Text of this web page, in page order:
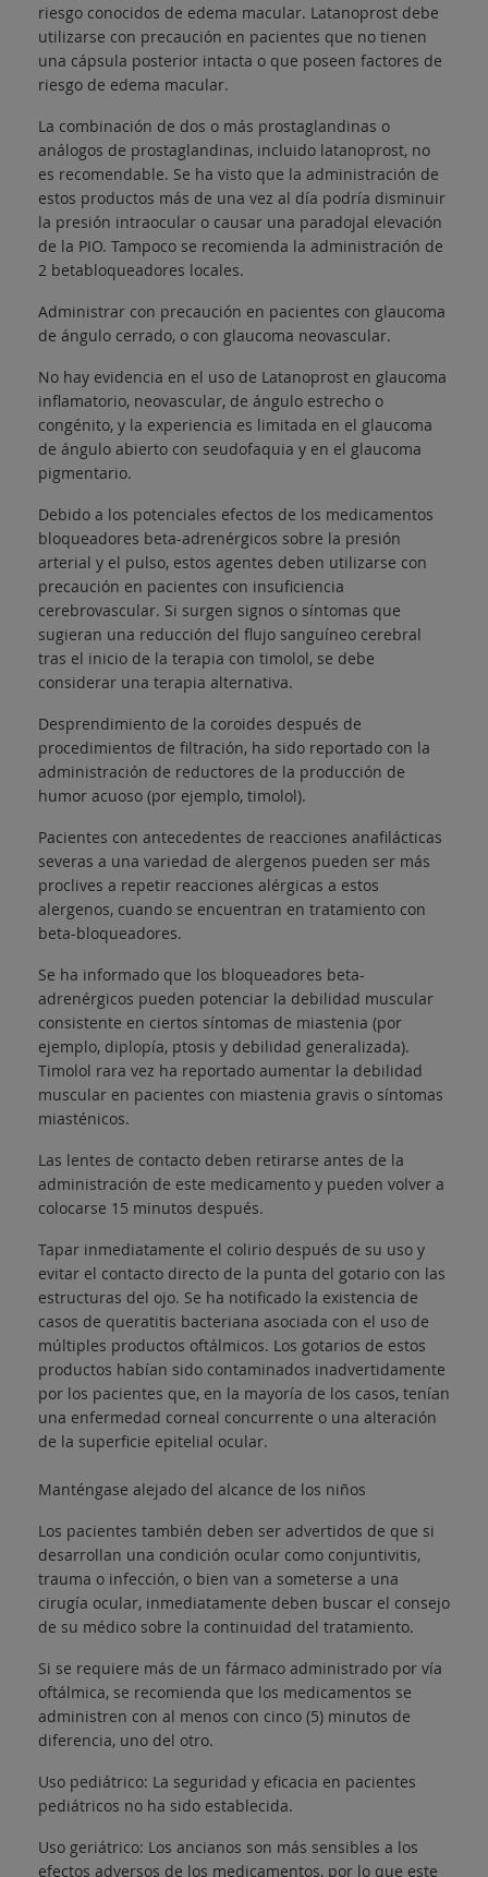
riesgo conocidos de edema macular. Latanoprost debe
utilizarse con precaución en pacientes que no tienen
una cápsula posterior intacta o que poseen factores de
riesgo de edema macular.
La combinación de dos o más prostaglandinas o
análogos de prostaglandinas, incluido latanoprost, no
es recomendable. Se ha visto que la administración de
estos productos más de una vez al día podría disminuir
la presión intraocular o causar una paradojal elevación
de la PIO. Tampoco se recomienda la administración de
2 betabloqueadores locales.
Administrar con precaución en pacientes con glaucoma
de ángulo cerrado, o con glaucoma neovascular.
No hay evidencia en el uso de Latanoprost en glaucoma
inflamatorio, neovascular, de ángulo estrecho o
congénito, y la experiencia es limitada en el glaucoma
de ángulo abierto con seudofaquia y en el glaucoma
pigmentario.
Debido a los potenciales efectos de los medicamentos
bloqueadores beta-adrenérgicos sobre la presión
arterial y el pulso, estos agentes deben utilizarse con
precaución en pacientes con insuficiencia
cerebrovascular. Si surgen signos o síntomas que
sugieran una reducción del flujo sanguíneo cerebral
tras el inicio de la terapia con timolol, se debe
considerar una terapia alternativa.
Desprendimiento de la coroides después de
procedimientos de filtración, ha sido reportado con la
administración de reductores de la producción de
humor acuoso (por ejemplo, timolol).
Pacientes con antecedentes de reacciones anafilácticas
severas a una variedad de alergenos pueden ser más
proclives a repetir reacciones alérgicas a estos
alergenos, cuando se encuentran en tratamiento con
beta-bloqueadores.
Se ha informado que los bloqueadores beta-
adrenérgicos pueden potenciar la debilidad muscular
consistente en ciertos síntomas de miastenia (por
ejemplo, diplopía, ptosis y debilidad generalizada).
Timolol rara vez ha reportado aumentar la debilidad
muscular en pacientes con miastenia gravis o síntomas
miasténicos.
Las lentes de contacto deben retirarse antes de la
administración de este medicamento y pueden volver a
colocarse 15 minutos después.
Tapar inmediatamente el colirio después de su uso y
evitar el contacto directo de la punta del gotario con las
estructuras del ojo. Se ha notificado la existencia de
casos de queratitis bacteriana asociada con el uso de
múltiples productos oftálmicos. Los gotarios de estos
productos habían sido contaminados inadvertidamente
por los pacientes que, en la mayoría de los casos, tenían
una enfermedad corneal concurrente o una alteración
de la superficie epitelial ocular.
Manténgase alejado del alcance de los niños
Los pacientes también deben ser advertidos de que si
desarrollan una condición ocular como conjuntivitis,
trauma o infección, o bien van a someterse a una
cirugía ocular, inmediatamente deben buscar el consejo
de su médico sobre la continuidad del tratamiento.
Si se requiere más de un fármaco administrado por vía
oftálmica, se recomienda que los medicamentos se
administren con al menos con cinco (5) minutos de
diferencia, uno del otro.
Uso pediátrico: La seguridad y eficacia en pacientes
pediátricos no ha sido establecida.
Uso geriátrico: Los ancianos son más sensibles a los
efectos adversos de los medicamentos, por lo que este